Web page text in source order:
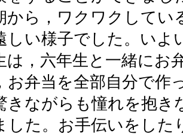
ら，ワクワクしてい
しい様子でした。いよ
は，六年生と一緒にお
お弁当を全部自分で作
きながらも憧れを抱き
した。お手伝いをした